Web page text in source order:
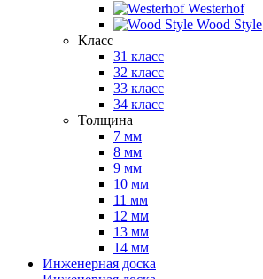
Westerhof
Wood Style
Класс
31 класс
32 класс
33 класс
34 класс
Толщина
7 мм
8 мм
9 мм
10 мм
11 мм
12 мм
13 мм
14 мм
Инженерная доска